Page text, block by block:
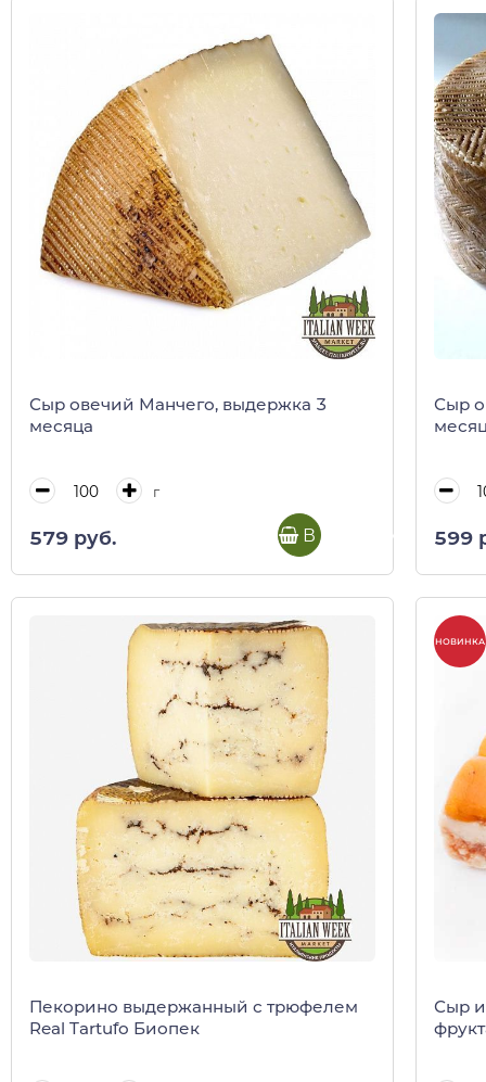
Сыр овечий Манчего, выдержка 3
месяца
г
579 руб. В корзину
Сыр
599
Пекорино выдержанный с трюфелем
Real Tartufo Биопек
НОВИНКА
Сыр